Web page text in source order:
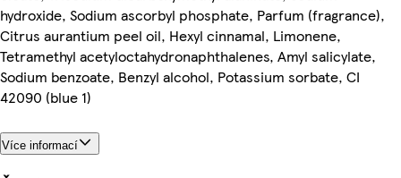
hydroxide, Sodium ascorbyl phosphate, Parfum (fragrance),
Citrus aurantium peel oil, Hexyl cinnamal, Limonene,
Tetramethyl acetyloctahydronaphthalenes, Amyl salicylate,
Sodium benzoate, Benzyl alcohol, Potassium sorbate, CI
42090 (blue 1)
Více informací